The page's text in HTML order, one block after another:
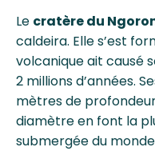
Le cratère du
caldeira. Elle s’est
volcanique ait causé
2 millions d’années.
mètres de
diamètre en font la
submergée du